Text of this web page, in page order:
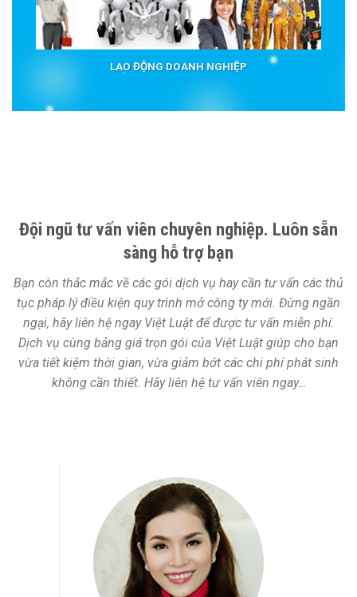
LAO ĐỘNG DOANH NGHIỆP
Đội ngũ tư vấn viên chuyên nghiệp. Luôn sẵn
sàng hỗ trợ bạn
Bạn còn thắc mắc về các gói dịch vụ hay cần tư vấn các thủ
tục pháp lý điều kiện quy trình mở công ty mới. Đừng ngần
ngại, hãy liên hệ ngay Việt Luật để được tư vấn miễn phí.
Dịch vụ cùng bảng giá trọn gói của Việt Luật giúp cho bạn
vừa tiết kiệm thời gian, vừa giảm bớt các chi phí phát sinh
không cần thiết. Hãy liên hệ tư vấn viên ngay…